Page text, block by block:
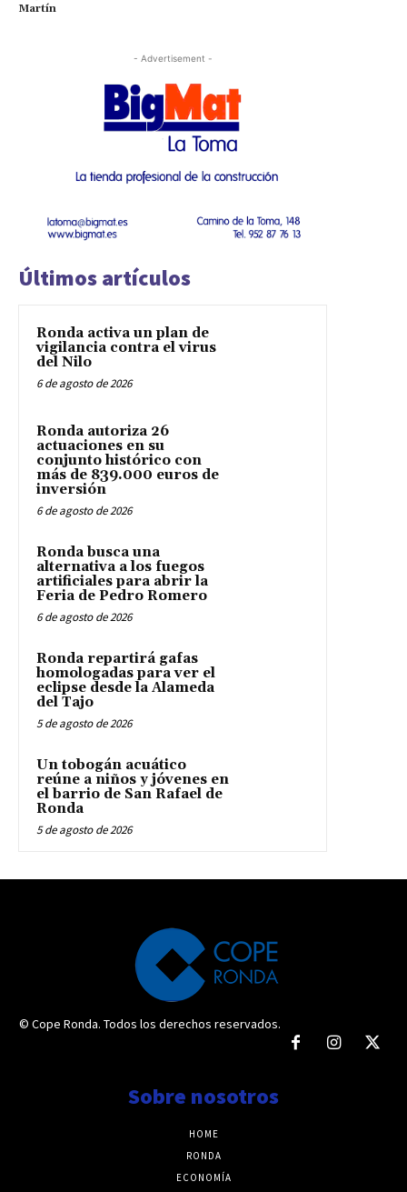
Martín
- Advertisement -
Últimos artículos
Ronda activa un plan de
vigilancia contra el virus
del Nilo
6 de agosto de 2026
Ronda autoriza 26
actuaciones en su
conjunto histórico con
más de 839.000 euros de
inversión
6 de agosto de 2026
Ronda busca una
alternativa a los fuegos
artificiales para abrir la
Feria de Pedro Romero
6 de agosto de 2026
Ronda repartirá gafas
homologadas para ver el
eclipse desde la Alameda
del Tajo
5 de agosto de 2026
Un tobogán acuático
reúne a niños y jóvenes en
el barrio de San Rafael de
Ronda
5 de agosto de 2026
© Cope Ronda. Todos los derechos reservados.
Sobre nosotros
HOME
RONDA
ECONOMÍA